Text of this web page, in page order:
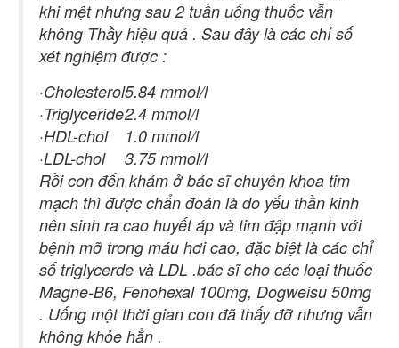
khi mệt nhưng sau 2 tuần uống thuốc vẫn
không Thầy hiệu quả . Sau đây là các chỉ số
xét nghiệm được :
·Cholesterol5.84 mmol/l
·Triglyceride2.4 mmol/l
·HDL-chol
1.0 mmol/l
·LDL-chol
3.75 mmol/l
Rồi con đến khám ở bác sĩ chuyên khoa tim
mạch thì được chẩn đoán là do yếu thần kinh
nên sinh ra cao huyết áp và tim đập mạnh với
bệnh mỡ trong máu hơi cao, đặc biệt là các chỉ
số triglycerde và LDL .bác sĩ cho các loại thuốc
Magne-B6, Fenohexal 100mg, Dogweisu 50mg
. Uống một thời gian con đã thấy đỡ nhưng vẫn
không khỏe hẳn .